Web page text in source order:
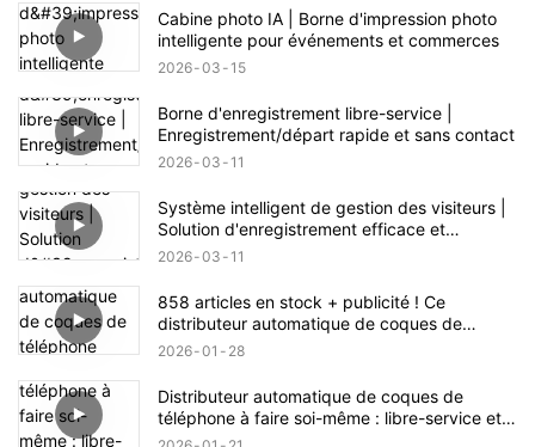
Cabine photo IA | Borne d'impression photo
intelligente pour événements et commerces
2026 03 15
Borne d'enregistrement libre-service |
Enregistrement/départ rapide et sans contact
2026 03 11
Système intelligent de gestion des visiteurs |
Solution d'enregistrement efficace et
sécurisée
2026 03 11
858 articles en stock + publicité ! Ce
distributeur automatique de coques de
téléphone recèle une énorme opportunité
2026 01 28
Distributeur automatique de coques de
téléphone à faire soi-même : libre-service et
fabrication en un clic